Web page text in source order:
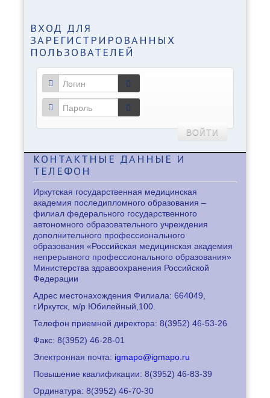
ВХОД ДЛЯ
ЗАРЕГИСТРИРОВАННЫХ
ПОЛЬЗОВАТЕЛЕЙ
ВОЙТИ
КОНТАКТНЫЕ ДАННЫЕ И
ТЕЛЕФОН
Иркутская государственная медицинская
академия последипломного образования –
филиал федерального государственного
автономного образовательного учреждения
дополнительного профессионального
образования «Российская медицинская академия
непрерывного профессионального образования»
Министерства здравоохранения Российской
Федерации
Адрес местонахождения Филиала: 664049,
г.Иркутск, м/р Юбилейный,100.
Телефон приемной директора: 8(3952) 46-53-26
Факс: 8(3952) 46-28-01
Электронная почта: igmapo@igmapo.ru
Повышение квалификации: 8(3952) 46-83-39
Ординатура: 8(3952) 46-70-30